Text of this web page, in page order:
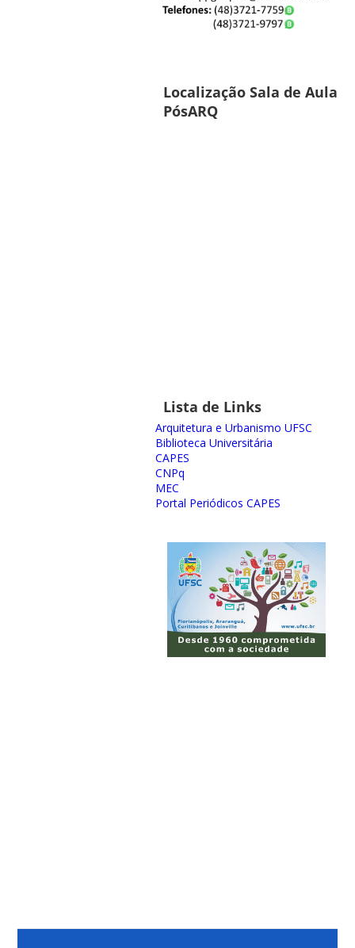
Localização Sala de Aula
PósARQ
Lista de Links
Arquitetura e Urbanismo UFSC
Biblioteca Universitária
CAPES
CNPq
MEC
Portal Periódicos CAPES